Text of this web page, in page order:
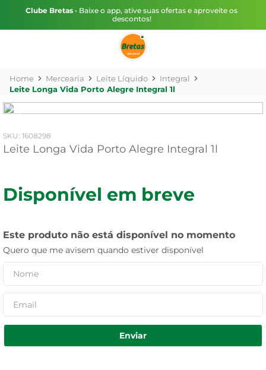
Clube Bretas • Baixe o app, ative suas ofertas e aproveite os
descontos!
Mercearia Leite Líquido
Integral
Leite Longa Vida Porto Alegre Integral 1l
: 1608298
Leite Longa Vida Porto Alegre Integral 1l
Disponível em breve
Este produto não está disponível no momento
Quero que me avisem quando estiver disponível
Enviar